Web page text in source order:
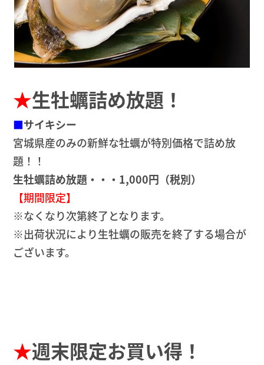
★生牡蠣詰め放題！
■サイキシー
宮城県産のみの新鮮な牡蠣が特別価格で詰め放
題！！
生牡蠣詰め放題・・・1,000円（税別）
【期間限定】
※なくなり次第終了となります。
※出荷状況により生牡蠣の販売を終了する場合が
ございます。
★週末限定お買い得！